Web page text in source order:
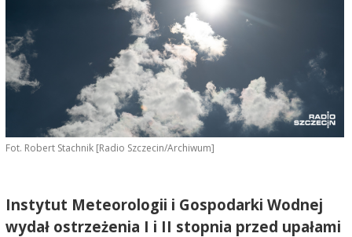
Fot. Robert Stachnik [Radio Szczecin/Archiwum]
Instytut Meteorologii i Gospodarki Wodnej
wydał ostrzeżenia I i II stopnia przed upałami